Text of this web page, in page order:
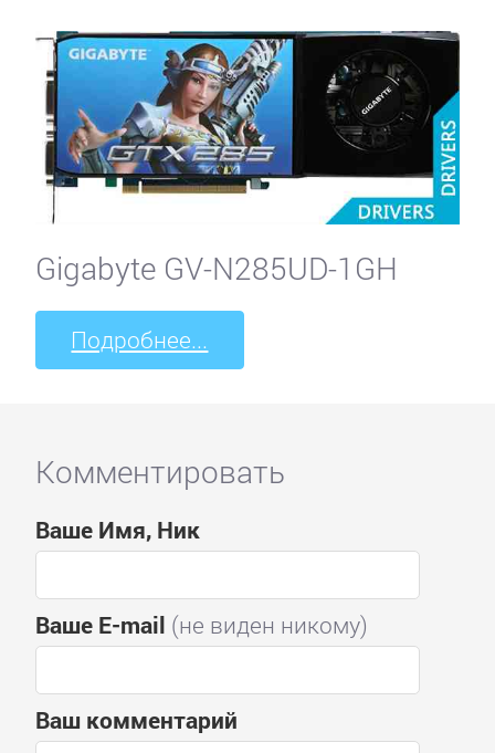
Gigabyte GV-N285UD-1GH
Подробнее...
Комментировать
Ваше Имя, Ник
Ваше E-mail (не виден никому)
Ваш комментарий